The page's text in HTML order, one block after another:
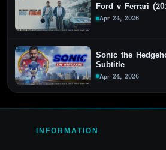
Ford v Ferrari
Apr 24, 2026
Sonic the
Subtitle
Apr 24, 2026
INFORMATION